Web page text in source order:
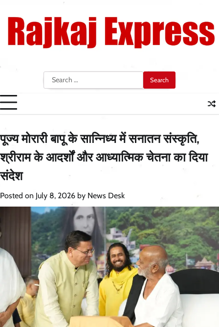
content
Search
for:
पूज्य मोरारी बापू के सान्निध्य में सनातन संस्कृति,
श्रीराम के आदर्शों और आध्यात्मिक चेतना का दिया
संदेश
Posted on July 8, 2026 by News Desk